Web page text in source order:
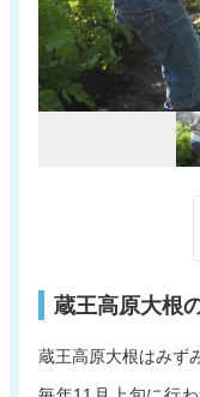
蔵王町観光物産協会につい
リンク集
蔵王高原大根
蔵王高原大根はみず